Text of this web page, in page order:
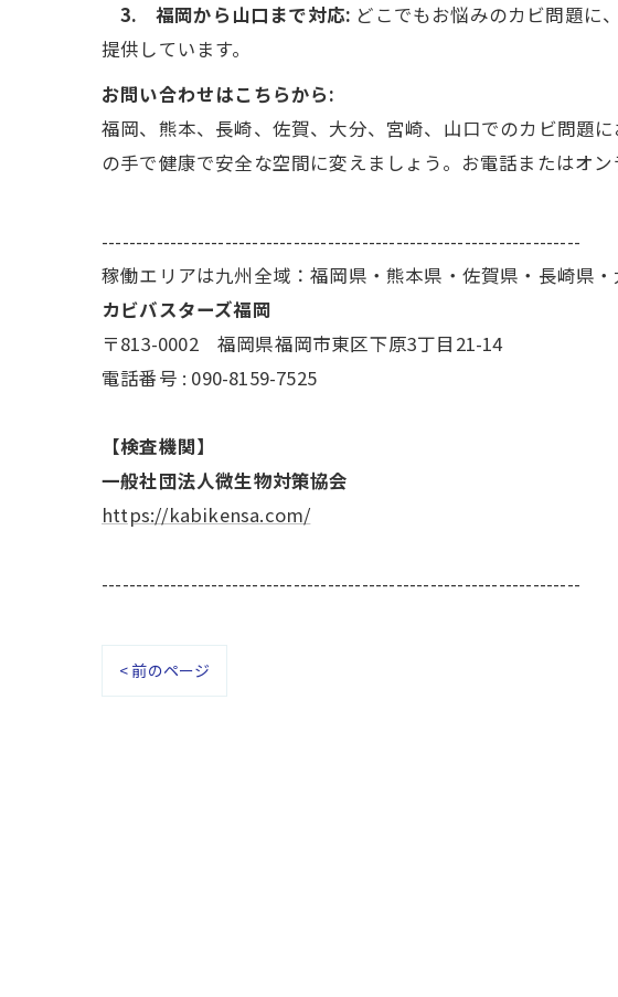
3. 福岡から山口まで対応: どこでもお悩みのカビ問題に
提供しています。
お問い合わせはこちらから:
福岡、熊本、長崎、佐賀、大分、宮崎、山口でのカビ問題
の手で健康で安全な空間に変えましょう。お電話またはオ
----------------------------------------------------------------------
稼働エリアは九州全域：福岡県・熊本県・佐賀県・長崎県
カビバスターズ福岡
〒813-0002 福岡県福岡市東区下原3丁目21-14
電話番号 : 090-8159-7525
【検査機関】
一般社団法人微生物対策協会
https://kabikensa.com/
----------------------------------------------------------------------
< 前のページ